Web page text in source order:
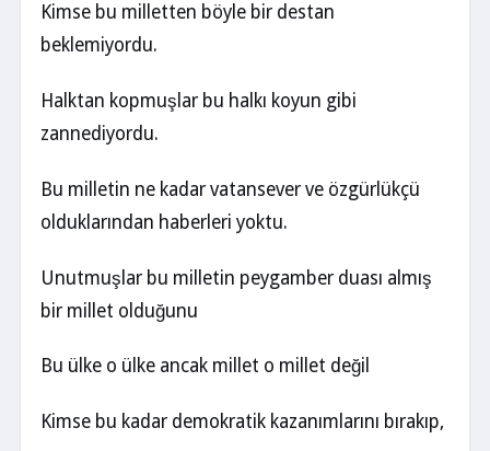
Kimse bu milletten böyle bir destan
beklemiyordu.
Halktan kopmuşlar bu halkı koyun gibi
zannediyordu.
Bu milletin ne kadar vatansever ve özgürlükçü
olduklarından haberleri yoktu.
Unutmuşlar bu milletin peygamber duası almış
bir millet olduğunu
Bu ülke o ülke ancak millet o millet değil
Kimse bu kadar demokratik kazanımlarını bırakıp,